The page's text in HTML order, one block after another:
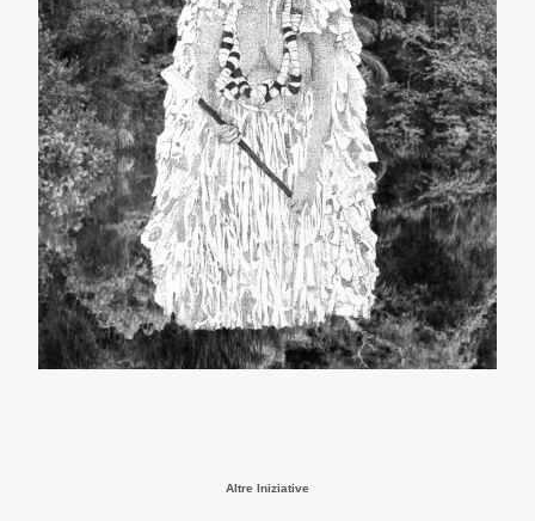
Altre Iniziative